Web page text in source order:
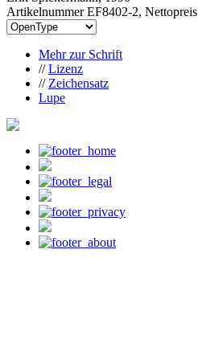
Artikelnummer EF8402-2, Nettopreis
Mehr zur Schrift
//Lizenz
// Zeichensatz
Lupe